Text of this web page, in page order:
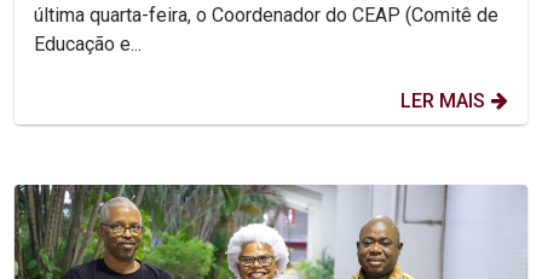
última quarta-feira, o Coordenador do CEAP (Comitê de
Educação e...
LER MAIS